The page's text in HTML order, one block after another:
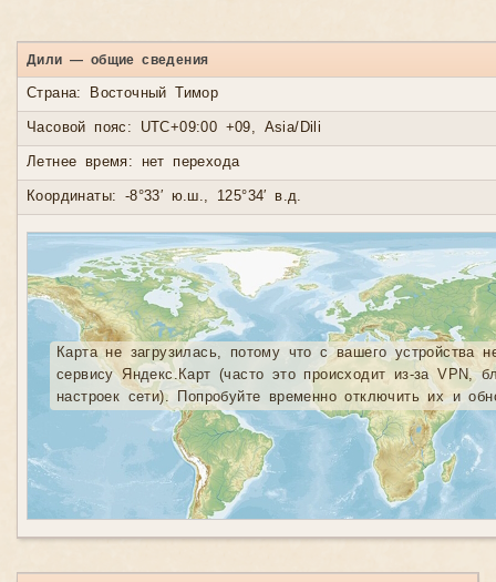
Дили — общие сведения
Страна: Восточный Тимор
Часовой пояс: UTC+09:00 +09, Asia/Dili
Летнее время: нет перехода
Координаты: -8°33′ ю.ш., 125°34′ в.д.
Карта не загрузилась, потому что с вашего устройства
сервису Яндекс.Карт (часто это происходит из-за VPN,
настроек сети). Попробуйте временно отключить их и